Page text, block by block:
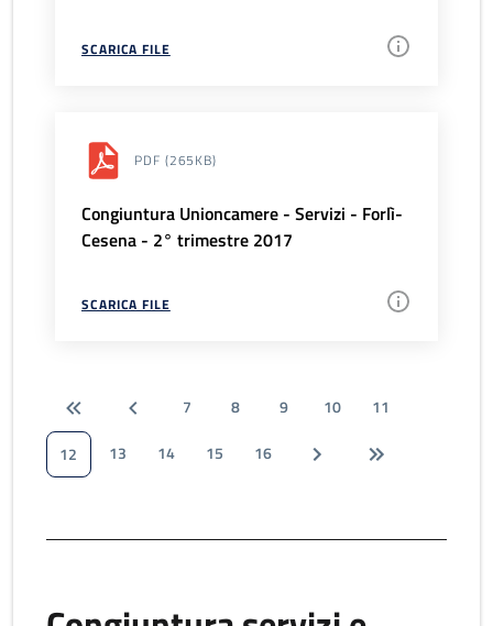
SCARICA FILE
PDF (265KB)
Congiuntura Unioncamere - Servizi - Forlì-
Cesena - 2° trimestre 2017
SCARICA FILE
7 8 9 10
11
12
13 14 15 16